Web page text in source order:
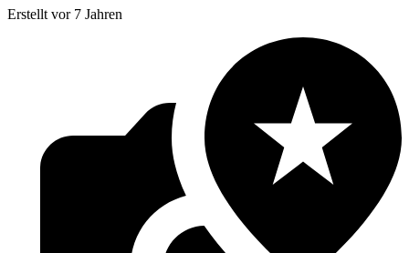
Erstellt vor 7 Jahren